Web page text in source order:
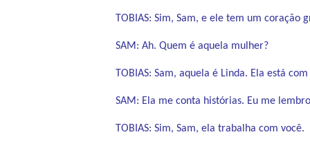
TOBIAS: Sim, Sam, e ele tem um coração
SAM: Ah. Quem é aquela mulher?
TOBIAS: Sam, aquela é Linda. Ela está
SAM: Ela me conta histórias. Eu me
TOBIAS: Sim, Sam, ela trabalha com você.